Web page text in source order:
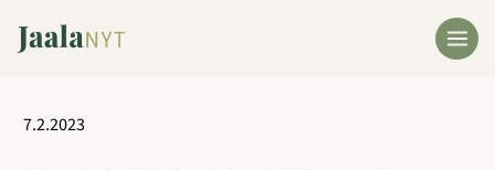
sisältöön
7.2.2023